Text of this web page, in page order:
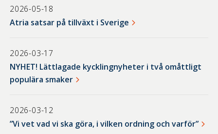
2026-05-18
Atria satsar på tillväxt i Sverige
2026-03-17
NYHET! Lättlagade kycklingnyheter i två omåttligt
populära smaker
2026-03-12
”Vi vet vad vi ska göra, i vilken ordning och varför”